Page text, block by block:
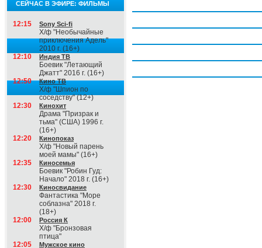
СЕЙЧАС В ЭФИРЕ: ФИЛЬМЫ
12:15 Sony Sci-fi
Х/ф "Необычайные
приключения Адель"
2010 г. (16+)
12:10
Индия ТВ
Боевик "Летающий
Джатт" 2016 г. (16+)
12:50
Кино ТВ
Х/ф "Шпион по
соседству" (12+)
12:30
Кинохит
Драма "Призрак и
тьма" (США) 1996 г.
(16+)
12:20
Кинопоказ
Х/ф "Новый парень
моей мамы" (16+)
12:35
Киносемья
Боевик "Робин Гуд:
Начало" 2018 г. (16+)
12:30
Киносвидание
Фантастика "Море
соблазна" 2018 г.
(18+)
12:00
Россия К
Х/ф "Бронзовая
птица"
12:05
Мужское кино